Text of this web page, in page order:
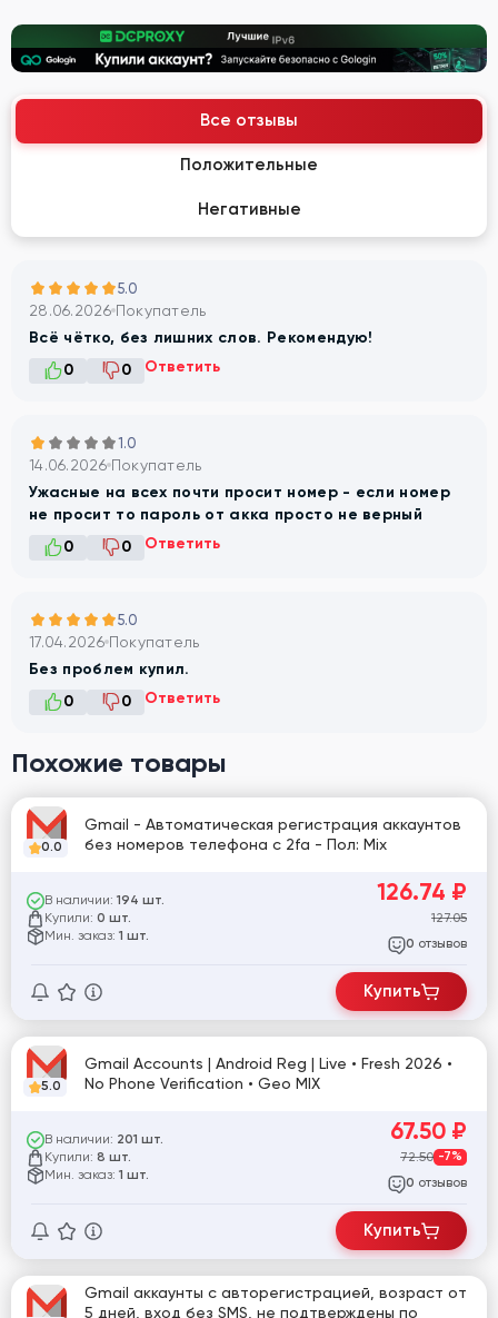
Все отзывы
Положительные
Негативные
5.0
28.06.2026 Покупатель
Всё чётко, без лишних слов. Рекомендую!
0
0 Ответить
1.0
14.06.2026 Покупатель
Ужасные на всех почти просит номер - если номер
не просит то пароль от акка просто не верный
0
0 Ответить
5.0
17.04.2026 Покупатель
Без проблем купил.
0
0 Ответить
Похожие товары
0.0
Gmail - Автоматическая регистрация аккаунтов
без номеров телефона с 2fa - Пол: Mix
В наличии: 194 шт.
Купили: 0 шт.
Мин. заказ: 1 шт.
126.74 ₽
127.05
0 отзывов
Купить
5.0
Gmail Accounts | Android Reg | Live • Fresh 2026 •
No Phone Verification • Geo MIX
В наличии: 201 шт.
Купили: 8 шт.
Мин. заказ: 1 шт.
67.50 ₽
72.50 -7%
0 отзывов
Купить
Gmail аккаунты с авторегистрацией, возраст от
5 дней, вход без SMS, не подтверждены по